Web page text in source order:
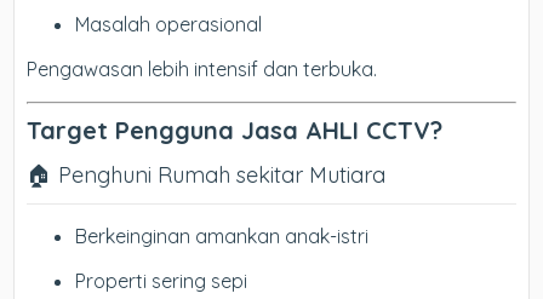
Masalah operasional
Pengawasan lebih intensif dan terbuka.
Target Pengguna Jasa AHLI CCTV?
🏠 Penghuni Rumah sekitar Mutiara
Berkeinginan amankan anak-istri
Properti sering sepi